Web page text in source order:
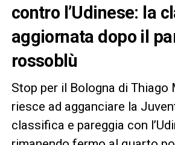
contro l’Udinese: la
aggiornata dopo il
rossoblù
Stop per il Bologna di Thiago
riesce ad agganciare la
classifica e pareggia con